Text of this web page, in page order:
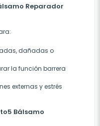
Reparador
dañadas o
la función barrera
externas y estrés
Bálsamo